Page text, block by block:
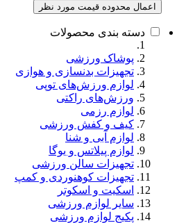
اعمال محدوده قیمت مورد نظر
دسته بندی محصولات
پوشاک ورزشی
تجهیزات بدنسازی و هوازی
لوازم ورزش‌های توپی
ورزش‌های راکتی
لوازم رزمی
کیف و کفش ورزشی
لوازم آبی و شنا
لوازم پیلاتس و یوگا
تجهیزات سالن ورزشی
تجهیزات کوهنوردی و کمپ
اسکیت و اسکوتر
سایر لوازم ورزشی
پکیج لوازم ورزشی